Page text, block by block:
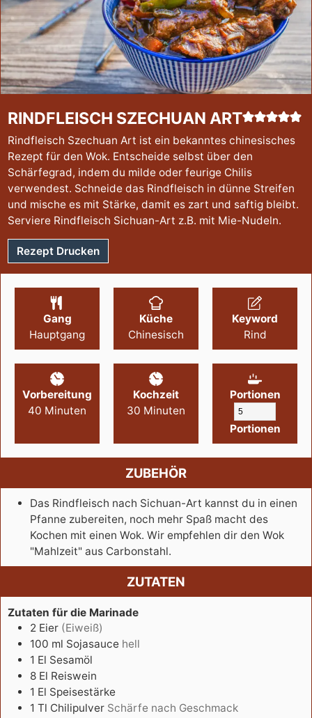
RINDFLEISCH SZECHUAN ART
Rindfleisch Szechuan Art ist ein bekanntes chinesisches
Rezept für den Wok. Entscheide selbst über den
Schärfegrad, indem du milde oder feurige Chilis
verwendest. Schneide das Rindfleisch in dünne Streifen
und mische es mit Stärke, damit es zart und saftig bleibt.
Serviere Rindfleisch Sichuan-Art z.B. mit Mie-Nudeln.
Rezept Drucken
Gang
Hauptgang
Küche
Chinesisch
Keyword
Rind
Vorbereitung
40 Minuten
Kochzeit
30 Minuten
Portionen
Portionen
ZUBEHÖR
Das Rindfleisch nach Sichuan-Art kannst du in einen
Pfanne zubereiten, noch mehr Spaß macht des
Kochen mit einen Wok. Wir empfehlen dir den Wok
"Mahlzeit" aus Carbonstahl.
ZUTATEN
Zutaten für die Marinade
2 Eier (Eiweiß)
100 ml Sojasauce hell
1 El Sesamöl
8 El Reiswein
1 El Speisestärke
1 Tl Chilipulver Schärfe nach Geschmack